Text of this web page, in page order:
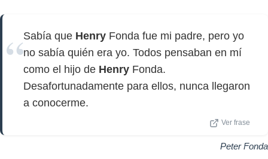
Sabía que Henry Fonda fue mi padre, pero yo
no sabía quién era yo. Todos pensaban en mí
como el hijo de Henry Fonda.
Desafortunadamente para ellos, nunca llegaron
a conocerme.
Ver frase
Peter Fonda